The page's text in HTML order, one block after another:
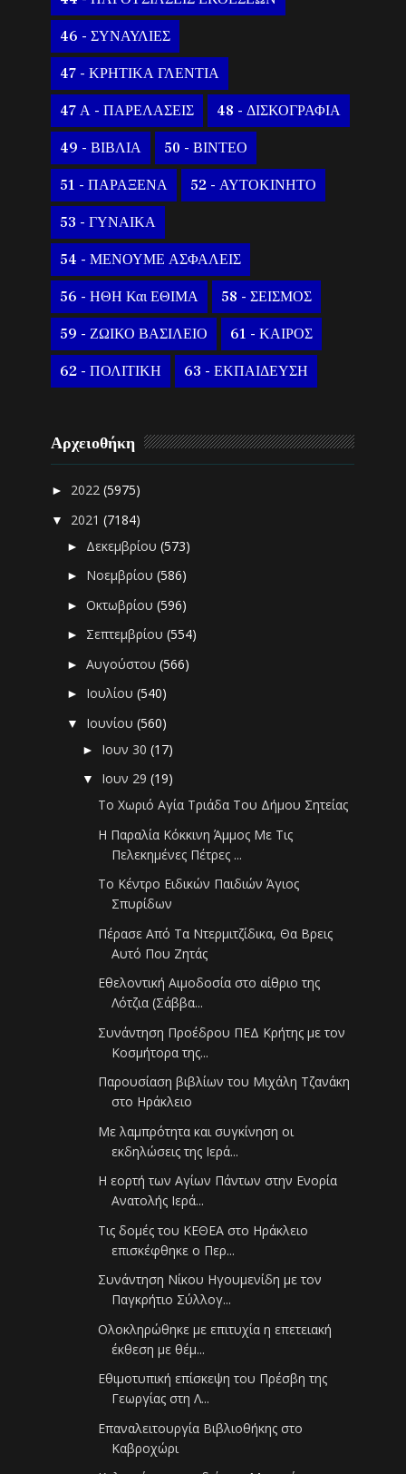
46 - ΣΥΝΑΥΛΙΕΣ
47 - ΚΡΗΤΙΚΑ ΓΛΕΝΤΙΑ
47 Α - ΠΑΡΕΛΑΣΕΙΣ 48 - ΔΙΣΚΟΓΡΑΦΙΑ
49 - ΒΙΒΛΙΑ 50 - ΒΙΝΤΕΟ
51 - ΠΑΡΑΞΕΝΑ 52 - ΑΥΤΟΚΙΝΗΤΟ
53 - ΓΥΝΑΙΚΑ
54 - ΜΕΝΟΥΜΕ ΑΣΦΑΛΕΙΣ
56 - ΗΘΗ Και ΕΘΙΜΑ 58 - ΣΕΙΣΜΟΣ
59 - ΖΩΙΚΟ ΒΑΣΙΛΕΙΟ 61 - ΚΑΙΡΟΣ
62 - ΠΟΛΙΤΙΚΗ 63 - ΕΚΠΑΙΔΕΥΣΗ
Αρχειοθήκη
► 2022(5975)
▼ 2021(7184)
► Δεκεμβρίου(573)
► Νοεμβρίου(586)
►Οκτωβρίου(596)
► Σεπτεμβρίου(554)
►Αυγούστου(566)
► Ιουλίου(540)
▼ Ιουνίου(560)
► Ιουν 30(17)
▼ Ιουν 29(19)
Το Χωριό Αγία Τριάδα Του Δήμου Σητείας
Η Παραλία Κόκκινη Άμμος Με Τις
Πελεκημένες Πέτρες ...
Το Κέντρο Ειδικών Παιδιών Άγιος
Σπυρίδων
Πέρασε Από Τα Ντερμιτζίδικα, Θα Βρεις
Αυτό Που Ζητάς
Εθελοντική Αιμοδοσία στο αίθριο της
Λότζια (Σάββα...
Συνάντηση Προέδρου ΠΕΔ Κρήτης με τον
Κοσμήτορα της...
Παρουσίαση βιβλίων του Μιχάλη Τζανάκη
στο Ηράκλειο
Με λαμπρότητα και συγκίνηση οι
εκδηλώσεις της Ιερά...
Η εορτή των Αγίων Πάντων στην Ενορία
Ανατολής Ιερά...
Τις δομές του ΚΕΘΕΑ στο Ηράκλειο
επισκέφθηκε ο Περ...
Συνάντηση Νίκου Ηγουμενίδη με τον
Παγκρήτιο Σύλλογ...
Ολοκληρώθηκε με επιτυχία η επετειακή
έκθεση με θέμ...
Εθιμοτυπική επίσκεψη του Πρέσβη της
Γεωργίας στη Λ...
Επαναλειτουργία Βιβλιοθήκης στο
Καβροχώρι